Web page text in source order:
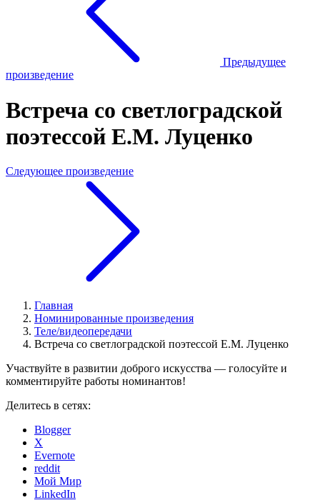
Предыдущее
произведение
Встреча со светлоградской
поэтессой Е.М. Луценко
Следующее произведение
Главная
Номинированные произведения
Теле/видеопередачи
Встреча со светлоградской поэтессой Е.М. Луценко
Участвуйте в развитии доброго искусства — голосуйте и
комментируйте работы номинантов!
Делитесь в сетях:
Blogger
X
Evernote
reddit
Мой Мир
LinkedIn